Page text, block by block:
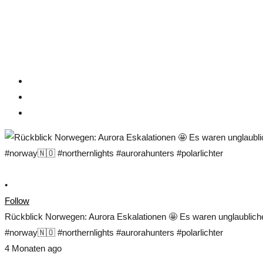
•
Follow
Rückblick Norwegen: Aurora Eskalationen 🤩 Es waren
#norway🇳🇴 #northernlights #aurorahunters #polarlichter
4 Monaten ago